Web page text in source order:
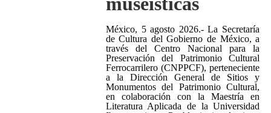
México, 5 agosto 2026.- La Secretaría
de Cultura del Gobierno de México, a
través del Centro Nacional para la
Preservación del Patrimonio Cultural
Ferrocarrilero (CNPPCF), perteneciente
a la Dirección General de Sitios y
Monumentos del Patrimonio Cultural,
en colaboración con la Maestría en
Literatura Aplicada de la Universidad